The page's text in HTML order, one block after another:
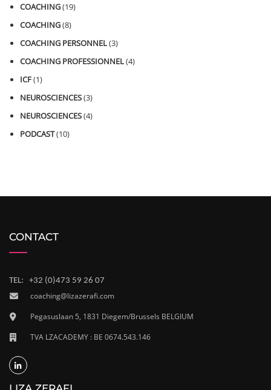
COACHING(19)
COACHING(8)
COACHING PERSONNEL(3)
COACHING PROFESSIONNEL(4)
ICF(1)
NEUROSCIENCES(3)
NEUROSCIENCES(4)
PODCAST(10)
CONTACT
TEL: +32 (0)473 59 26 07
coaching@lizazerafi.com
Pegasuslaan 5, 1831 Diegem/Brussels BELGIUM
TVA LZACADEMY : BE 0674.543.146